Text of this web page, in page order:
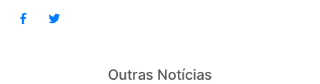
Outras Notícias